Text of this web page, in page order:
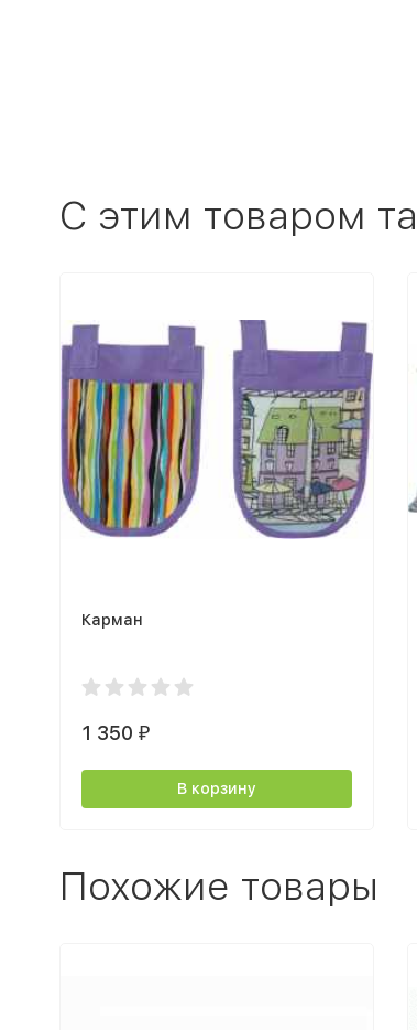
C этим товаром
Карман
1 350 ₽
В корзину
Похожие товары